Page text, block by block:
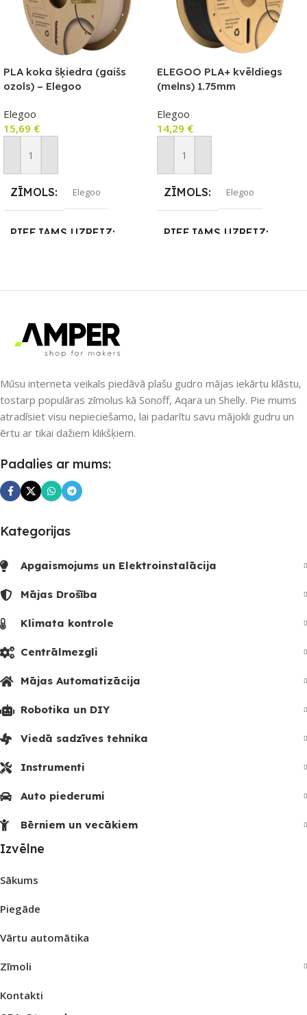
PLA koka šķiedra (gaišs
ozols) – Elegoo
Elegoo
15,69 €
Pievienot Grozam
ZĪMOLS Elegoo
PIEEJAMS UZREIZ
SKAITS
ELEGOO PLA+ kvēldiegs
(melns) 1.75mm
Elegoo
14,29 €
Pievienot Grozam
ZĪMOLS Elegoo
PIEEJAMS UZREIZ
Mūsu interneta veikals piedāvā plašu gudro mājas iekārtu klāstu,
tostarp populāras zīmolus kā Sonoff, Aqara un Shelly. Pie mums
atradīsiet visu nepieciešamo, lai padarītu savu mājokli gudru un
ērtu ar tikai dažiem klikšķiem.
Padalies ar mums:
Kategorijas
Apgaismojums un Elektroinstalācija
Mājas Drošība
Klimata kontrole
Centrālmezgli
Mājas Automatizācija
Robotika un DIY
Viedā sadzīves tehnika
Instrumenti
Auto piederumi
Bērniem un vecākiem
Izvēlne
Sākums
Piegāde
Vārtu automātika
Zīmoli
Kontakti